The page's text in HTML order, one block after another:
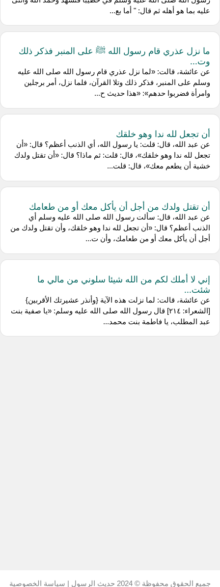
عليه بما هو أهله ثم قال: " أما بع...
ما نزل عذري قام رسول الله ﷺ على المنبر فذكر ذلك
وت...
عن عائشة، قالت: «لما نزل عذري قام رسول الله صلى الله عليه
وسلم على المنبر، فذكر ذلك وتلا القرآن، فلما نزل، أمر برجلين
وامرأة فضربوا حدهم»: «هذا حديث ح...
أن تجعل لله ندا وهو خلقك
عن عبد الله، قال: قلت: يا رسول الله، أي الذنب أعظم؟ قال: «أن
تجعل لله ندا وهو خلقك»، قال: قلت: ثم ماذا؟ قال: «أن تقتل ولدك
خشية أن يطعم معك»، قال: قلت...
أن تقتل ولدك من أجل أن يأكل معك أو من طعامك
عن عبد الله، قال: سألت رسول الله صلى الله عليه وسلم أي
الذنب أعظم؟ قال: «أن تجعل لله ندا وهو خلقك، وأن تقتل ولدك من
أجل أن يأكل معك أو من طعامك، وأن ت...
إني لا أملك لكم من الله شيئا سلوني من مالي ما
شئت...
عن عائشة، قالت: لما نزلت هذه الآية {وأنذر عشيرتك الأقربين}
[الشعراء: ٢١٤] قال رسول الله صلى الله عليه وسلم: «يا صفية بنت
عبد المطلب، يا فاطمة بنت محمد...
جميع الحقوق محفوظة © 2024 حديث الرسول | سياسة الخصوصية